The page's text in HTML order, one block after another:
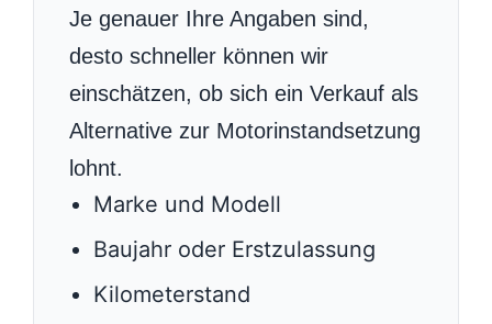
Je genauer Ihre Angaben sind,
desto schneller können wir
einschätzen, ob sich ein Verkauf als
Alternative zur Motorinstandsetzung
lohnt.
Marke und Modell
Baujahr oder Erstzulassung
Kilometerstand